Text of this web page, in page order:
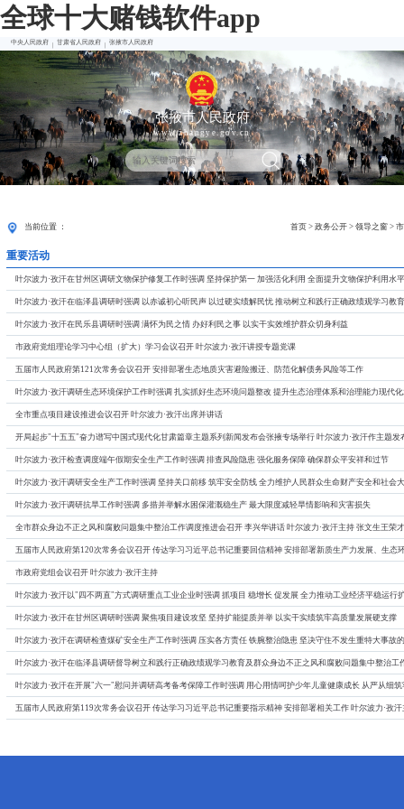
全球十大赌钱软件app
中央人民政府 甘肃省人民政府 张掖市人民政府
张掖市人民政府
www.zhangye.gov.cn
当前位置 ： 首页 > 政务公开 > 领导之窗 >
重要活动
叶尔波力·孜汗在甘州区调研文物保护修复工作时强调 坚持保护第一 加强活化利用 全面提升文物保护利用水
叶尔波力·孜汗在临泽县调研时强调 以赤诚初心听民声 以过硬实绩解民忧 推动树立和践行正确政绩观学习教
叶尔波力·孜汗在民乐县调研时强调 满怀为民之情 办好利民之事 以实干实效维护群众切身利益
市政府党组理论学习中心组（扩大）学习会议召开 叶尔波力·孜汗讲授专题党课
五届市人民政府第121次常务会议召开 安排部署生态地质灾害避险搬迁、防范化解债务风险等工作
叶尔波力·孜汗调研生态环境保护工作时强调 扎实抓好生态环境问题整改 提升生态治理体系和治理能力现代
全市重点项目建设推进会议召开 叶尔波力·孜汗出席并讲话
开局起步"十五五"奋力谱写中国式现代化甘肃篇章主题系列新闻发布会张掖专场举行 叶尔波力·孜汗作主题发
叶尔波力·孜汗检查调度端午假期安全生产工作时强调 排查风险隐患 强化服务保障 确保群众平安祥和过节
叶尔波力·孜汗调研安全生产工作时强调 坚持关口前移 筑牢安全防线 全力维护人民群众生命财产安全和社会
叶尔波力·孜汗调研抗旱工作时强调 多措并举解水困保灌溉稳生产 最大限度减轻旱情影响和灾害损失
全市群众身边不正之风和腐败问题集中整治工作调度推进会召开 李兴华讲话 叶尔波力·孜汗主持 张文生王荣
五届市人民政府第120次常务会议召开 传达学习习近平总书记重要回信精神 安排部署新质生产力发展、生态
市政府党组会议召开 叶尔波力·孜汗主持
叶尔波力·孜汗以"四不两直"方式调研重点工业企业时强调 抓项目 稳增长 促发展 全力推动工业经济平稳运行
叶尔波力·孜汗在甘州区调研时强调 聚焦项目建设攻坚 坚持扩能提质并举 以实干实绩筑牢高质量发展硬支撑
叶尔波力·孜汗在调研检查煤矿安全生产工作时强调 压实各方责任 铁腕整治隐患 坚决守住不发生重特大事故
叶尔波力·孜汗在临泽县调研督导树立和践行正确政绩观学习教育及群众身边不正之风和腐败问题集中整治工
叶尔波力·孜汗在开展"六一"慰问并调研高考备考保障工作时强调 用心用情呵护少年儿童健康成长 从严从细
五届市人民政府第119次常务会议召开 传达学习习近平总书记重要指示精神 安排部署相关工作 叶尔波力·孜汗